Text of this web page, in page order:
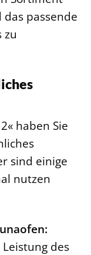
passende
zu
haben Sie
sind einige
nutzen
des